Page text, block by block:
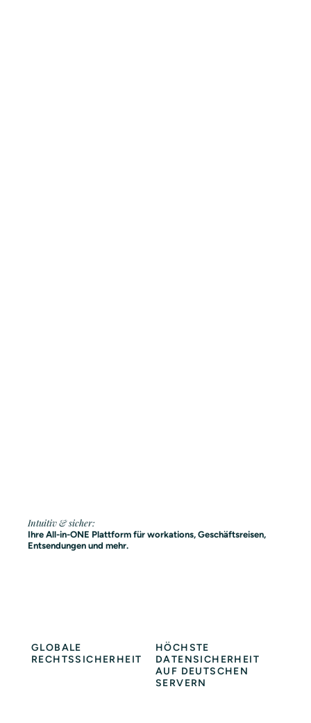
Intuitiv & sicher:
Ihre All-in-ONE Plattform für workations, Geschäftsreisen,
Entsendungen und mehr.
GLOBALE
RECHTSSICHERHEIT
HÖCHSTE
DATENSICHERHEIT
AUF DEUTSCHEN
SERVERN